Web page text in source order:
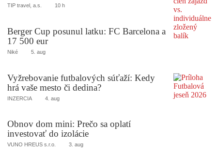
TIP travel, a.s. 10 h
Berger Cup posunul latku: FC Barcelona a
17 500 eur
Niké 5. aug
Vyžrebovanie futbalových súťaží: Kedy
hrá vaše mesto či dedina?
INZERCIA 4. aug
Obnov dom mini: Prečo sa oplatí
investovať do izolácie
VUNO HREUS s.r.o. 3. aug